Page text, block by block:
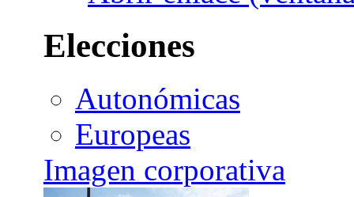
Elecciones
Autonómicas
Europeas
Imagen corporativa